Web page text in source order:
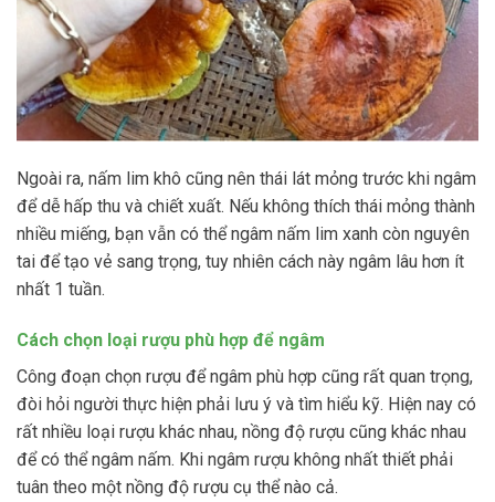
Ngoài ra, nấm lim khô cũng nên thái lát mỏng trước khi ngâm
để dễ hấp thu và chiết xuất. Nếu không thích thái mỏng thành
nhiều miếng, bạn vẫn có thể ngâm nấm lim xanh còn nguyên
tai để tạo vẻ sang trọng, tuy nhiên cách này ngâm lâu hơn ít
nhất 1 tuần.
Cách chọn loại rượu phù hợp để ngâm
Công đoạn chọn rượu để ngâm phù hợp cũng rất quan trọng,
đòi hỏi người thực hiện phải lưu ý và tìm hiểu kỹ. Hiện nay có
rất nhiều loại rượu khác nhau, nồng độ rượu cũng khác nhau
để có thể ngâm nấm. Khi ngâm rượu không nhất thiết phải
tuân theo một nồng độ rượu cụ thể nào cả.